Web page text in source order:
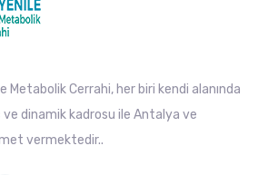
Metabolik Cerrahi, her biri kendi alanında
dinamik kadrosu ile Antalya ve
vermektedir..